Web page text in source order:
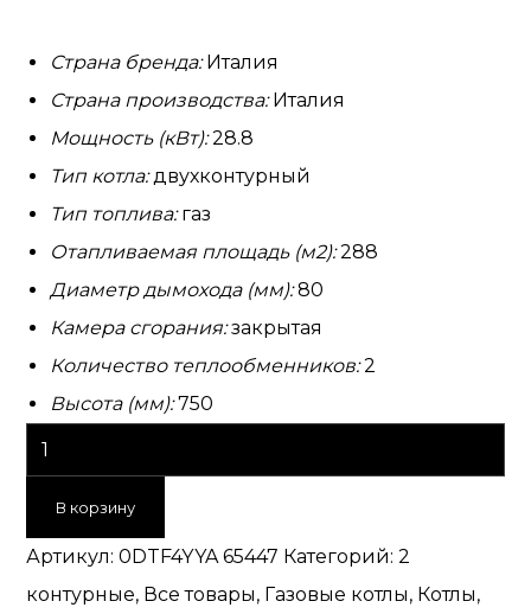
Страна бренда:Италия
Страна производства:Италия
Мощность (кВт):28.8
Тип котла:двухконтурный
Тип топлива:газ
Отапливаемая площадь (м2):288
Диаметр дымохода (мм):80
Камера сгорания:закрытая
Количество теплообменников:2
Высота (мм):750
В корзину
Артикул:0DTF4YYA 65447 Категорий:2
контурные, Все товары, Газовые котлы, Котлы,